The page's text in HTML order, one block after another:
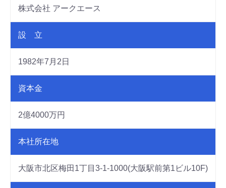
株式会社 アークエース
設 立
1982年7月2日
資本金
2億4000万円
本社所在地
大阪市北区梅田1丁目3-1-1000(大阪駅前第1ビル10F)